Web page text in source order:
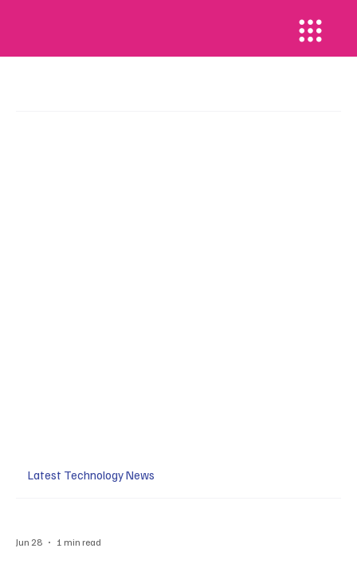
Latest Technology News
Jun 28 1 min read